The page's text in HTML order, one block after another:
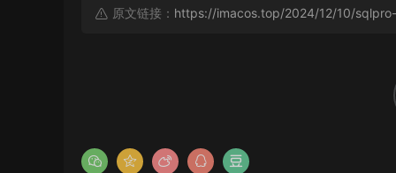
原文链接： https://imacos.top/2024/12/10/